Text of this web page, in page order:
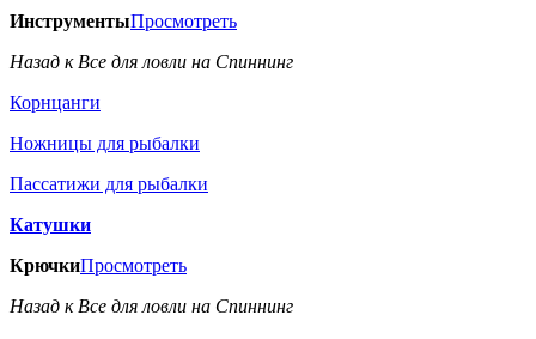
ИнструментыПросмотреть
Назад к Все для ловли на Спиннинг
Корнцанги
Ножницы для рыбалки
Пассатижи для рыбалки
Катушки
КрючкиПросмотреть
Назад к Все для ловли на Спиннинг